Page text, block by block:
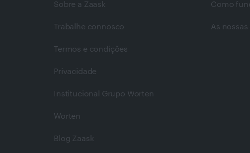
Sobre a Zaask
Trabalhe connosco
Termos e condições
Privacidade
Institucional Grupo Worten
Worten
Blog Zaask
Como
As nossas